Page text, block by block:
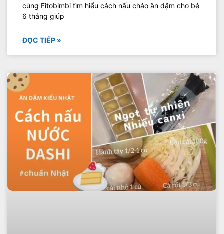
cùng Fitobimbi tìm hiểu cách nấu cháo ăn dặm cho bé
6 tháng giúp
ĐỌC TIẾP »